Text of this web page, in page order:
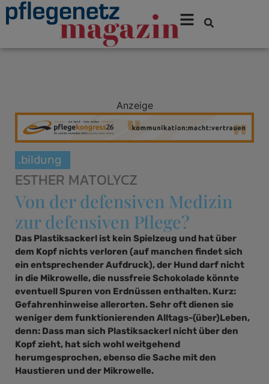
Anzeige
.bildung
ESTHER MATOLYCZ
Von der defensiven Medizin
zur defensiven Pflege?
Das Plastiksackerl ist kein Spielzeug und hat über
dem Kopf nichts verloren (auf manchen findet sich
ein entsprechender Aufdruck), der Hund darf nicht
in die Mikrowelle, die nussfreie Schokolade könnte
eventuell Spuren von Erdnüssen enthalten. Kurz:
Gefahrenhinweise allerorten. Sehr oft dienen sie
weniger dem funktionierenden Alltags-(über)Leben,
denn: Dass man sich Plastiksackerl nicht über den
Kopf zieht, hat sich wohl weitgehend
herumgesprochen, ebenso die Sache mit den
Haustieren und der Mikrowelle.